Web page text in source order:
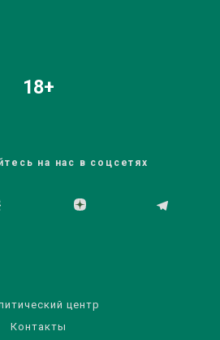
18+
на нас в соцсетях
центр
Контакты